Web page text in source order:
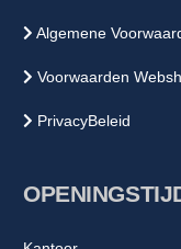
Algemene
Voorwaarden
PrivacyBeleid